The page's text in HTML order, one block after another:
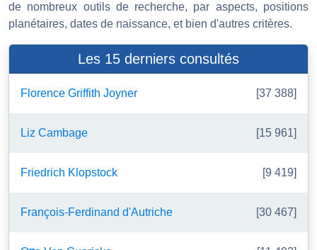
de nombreux outils de recherche, par aspects, positions
planétaires, dates de naissance, et bien d'autres critères.
Les 15 derniers consultés
Florence Griffith Joyner [37 388]
Liz Cambage [15 961]
Friedrich Klopstock [9 419]
François-Ferdinand d'Autriche [30 467]